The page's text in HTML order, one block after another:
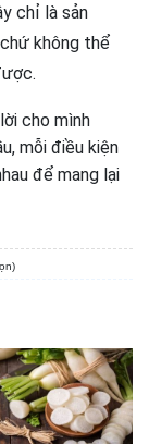
chỉ là sản
không thể
cho mình
mỗi điều kiện
để mang lại